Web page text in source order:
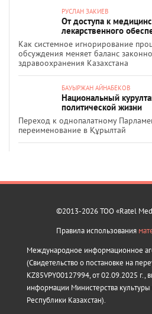
РУСЛАН ЗАКИЕВ
От доступа к
лекарственного
Как системное игнорирование
обсуждения меняет баланс
здравоохранения Казахстана
БАУЫРЖАН АЙНАБЕКОВ
Национальный
политической жизни
Переход к однопалатному
переименование в Құрылтай
©2013-2026 ТОО «Ratel
Правила использования
Международное информационное
(Свидетельство о постановке на
KZ85VPY00127994, от 02.09.2025 г.,
информации Министерства
Республики Казахстан).